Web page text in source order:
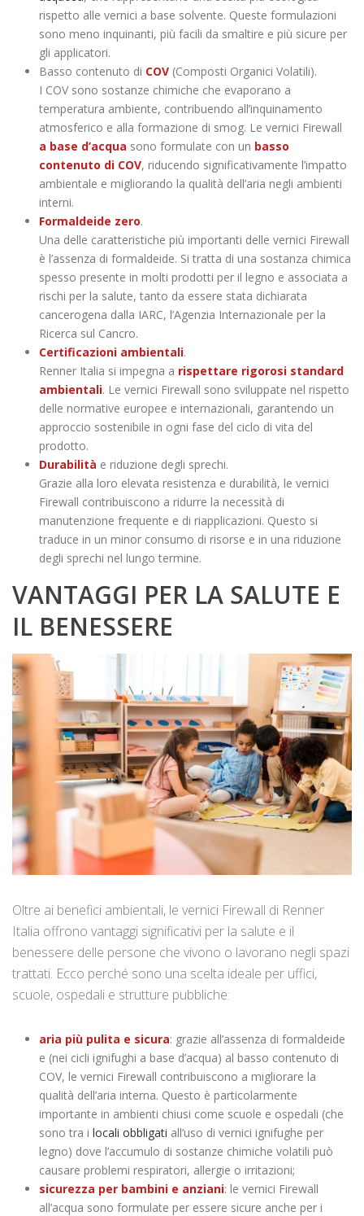
rispetto alle vernici a base solvente. Queste formulazioni
sono meno inquinanti, più facili da smaltire e più sicure per
gli applicatori.
Basso contenuto di COV(Composti Organici Volatili).
I COV sono sostanze chimiche che evaporano a
temperatura ambiente, contribuendo all’inquinamento
atmosferico e alla formazione di smog. Le vernici Firewall
a base d’acqua sono formulate con un basso
contenuto di COV, riducendo significativamente l’impatto
ambientale e migliorando la qualità dell’aria negli ambienti
interni.
Formaldeide zero.
Una delle caratteristiche più importanti delle vernici Firewall
è l’assenza di formaldeide. Si tratta di una sostanza chimica
spesso presente in molti prodotti per il legno e associata a
rischi per la salute, tanto da essere stata dichiarata
cancerogena dalla IARC, l’Agenzia Internazionale per la
Ricerca sul Cancro.
Certificazioni ambientali.
Renner Italia si impegna a rispettare rigorosi standard
ambientali. Le vernici Firewall sono sviluppate nel rispetto
delle normative europee e internazionali, garantendo un
approccio sostenibile in ogni fase del ciclo di vita del
prodotto.
Durabilità e riduzione degli sprechi.
Grazie alla loro elevata resistenza e durabilità, le vernici
Firewall contribuiscono a ridurre la necessità di
manutenzione frequente e di riapplicazioni. Questo si
traduce in un minor consumo di risorse e in una riduzione
degli sprechi nel lungo termine.
VANTAGGI PER LA SALUTE E
IL BENESSERE
Oltre ai benefici ambientali, le vernici Firewall di Renner
Italia offrono vantaggi significativi per la salute e il
benessere delle persone che vivono o lavorano negli spazi
trattati. Ecco perché sono una scelta ideale per uffici,
scuole, ospedali e strutture pubbliche:
aria più pulita e sicura: grazie all’assenza di formaldeide
e (nei cicli ignifughi a base d’acqua) al basso contenuto di
COV, le vernici Firewall contribuiscono a migliorare la
qualità dell’aria interna. Questo è particolarmente
importante in ambienti chiusi come scuole e ospedali (che
sono tra i locali obbligati all’uso di vernici ignifughe per
legno) dove l’accumulo di sostanze chimiche volatili può
causare problemi respiratori, allergie o irritazioni;
sicurezza per bambini e anziani: le vernici Firewall
all’acqua sono formulate per essere sicure anche per i